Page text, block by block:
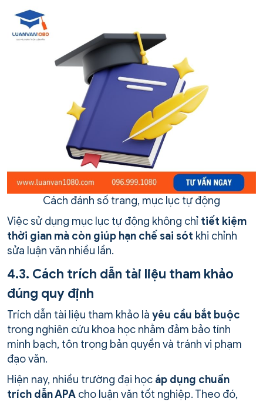
Cách đánh số trang, mục lục tự động
Việc sử dụng mục lục tự động không chỉ tiết kiệm
thời gian mà còn giúp hạn chế sai sót khi chỉnh
sửa luận văn nhiều lần.
4.3. Cách trích dẫn tài liệu tham khảo
đúng quy định
Trích dẫn tài liệu tham khảo là yêu cầu bắt buộc
trong nghiên cứu khoa học nhằm đảm bảo tính
minh bạch, tôn trọng bản quyền và tránh vi phạm
đạo văn.
Hiện nay, nhiều trường đại học áp dụng chuẩn
trích dẫn APA cho luận văn tốt nghiệp. Theo đó,